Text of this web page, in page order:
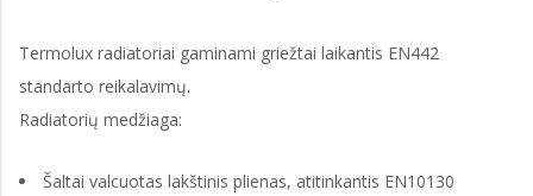
Termolux radiatoriai gaminami griežtai laikantis EN442
standarto reikalavimų.
Radiatorių medžiaga:
Šaltai valcuotas lakštinis plienas, atitinkantis EN10130